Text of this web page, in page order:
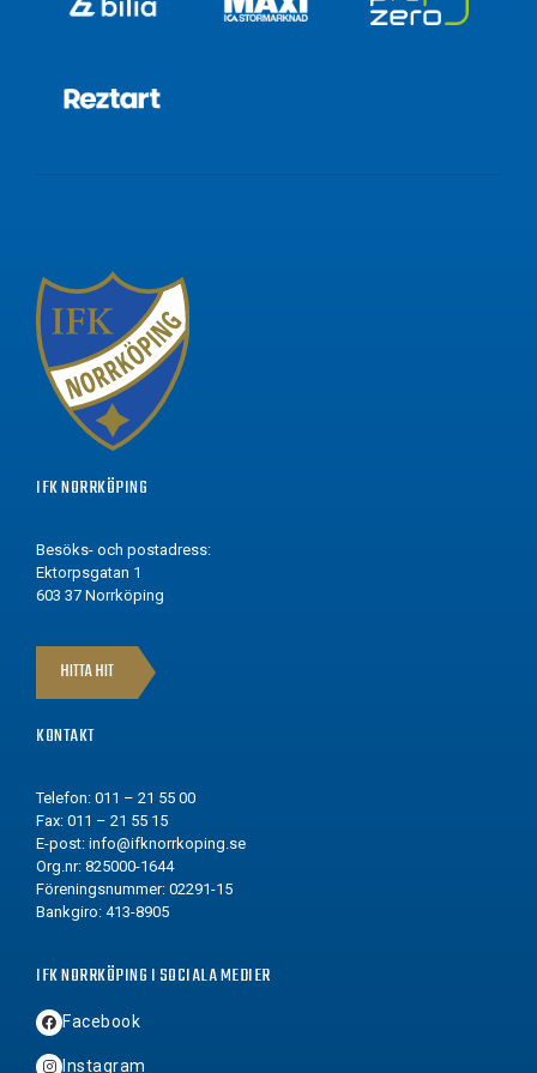
IFK NORRKÖPING
Besöks- och postadress:
Ektorpsgatan 1
603 37 Norrköping
HITTA HIT
KONTAKT
Telefon: 011 – 21 55 00
Fax: 011 – 21 55 15
E-post: info@ifknorrkoping.se
Org.nr: 825000-1644
Föreningsnummer: 02291-15
Bankgiro: 413-8905
IFK NORRKÖPING I SOCIALA MEDIER
Facebook
Instagram